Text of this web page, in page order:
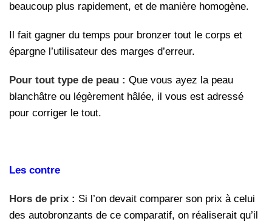
beaucoup plus rapidement, et de manière homogène.
Il fait gagner du temps pour bronzer tout le corps et
épargne l’utilisateur des marges d’erreur.
Pour tout type de peau : Que vous ayez la peau
blanchâtre ou légèrement hâlée, il vous est adressé
pour corriger le tout.
Les contre
Hors de prix : Si l’on devait comparer son prix à celui
des autobronzants de ce comparatif, on réaliserait qu’il